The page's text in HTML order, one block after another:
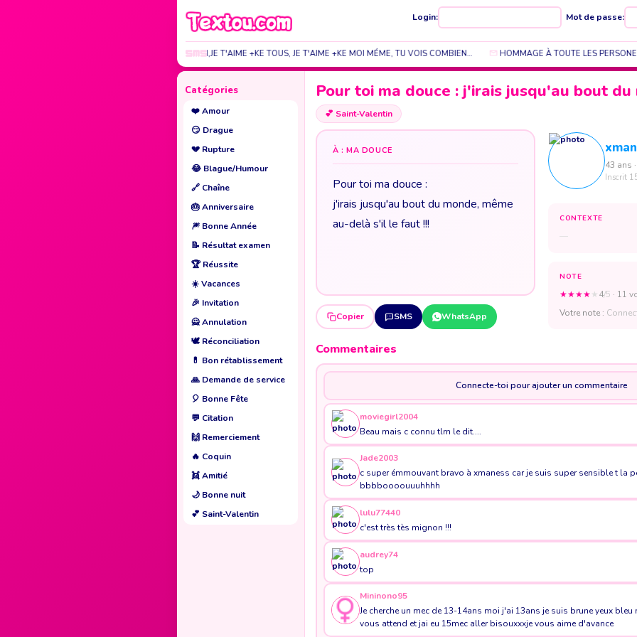
Login: Mot de passe:
JE T'AIME +KE TOI,JE T'AIME +KE TOUS, JE T'AIME +KE MOI MÉME, TU VOIS COMBIEN… HOMMAGE À TOUTE LES PERSONE
Catégories
❤️Amour
😏 Drague
💔 Rupture
😂 Blague/Humour
🔗 Chaîne
🎂Anniversaire
🎆 Bonne Année
📝 Résultat examen
🏆Réussite
☀️Vacances
🎉 Invitation
🙅Annulation
🕊️ Réconciliation
💊 Bon rétablissement
🙏 Demande de service
🎈 Bonne Fête
💬 Citation
🙌 Remerciement
🔥 Coquin
👯Amitié
🌙 Bonne nuit
💕 Saint-Valentin
Pour toi ma douce : j'irais jusqu'au bout
💕 Saint-Valentin
À : MA DOUCE
Pour toi ma douce :
j'irais jusqu'au bout du monde, même
au-delà s'il le faut !!!
Copier SMS WhatsApp
43 ans
Inscrit
CONTEXTE
—
NOTE
★★★★★4/5 · 11
Votre note :
Commentaires
Connecte-toi pour ajouter un commentaire
moviegirl2004
Beau mais c connu tlm le dit....
Jade2003
c super émmouvant bravo à xmaness car je suis super sensible t la
bbbboooouuuhhhh
lulu77440
c'est très tès mignon !!!
audrey74
top
Mininono95
Je cherche un mec de 13-14ans moi j'ai 13ans je suis brune yeux
vous attend et jai eu 15mec aller bisouxxxje vous aime d'avance